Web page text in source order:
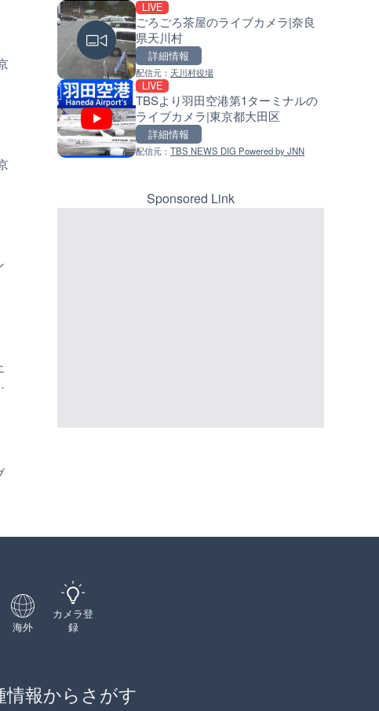
マーカーをクリックするとラ
イブカメラの詳細が表示されま
LIVE
ごろごろ茶屋のライブカメラ|奈良
県天川村
詳細情報
配信元： 天川村役場
LIVE
TBSより羽田空港第1ターミナルの
ライブカメラ|東京都大田区
詳細情報
配信元： TBS NEWS DIG Powered by JNN
ごろごろ茶屋のライブカメラ|
Impaxビル付近から歌舞伎町
のライブカメラ|東京都新宿区
配信元：歌舞伎町ゴジラ前ライブ
ライブカメラ|山口県岩国市
詳細情報
常呂川 鹿ノ子ダムのライブカ
天塩川 岩尾内ダムのライブカ
北海道士別市
配信元：国土交通省 北海道開発局
ラ|東京都品川区
詳細情報
Sponsored Link
海外
カメラ登
録
情報からさがす